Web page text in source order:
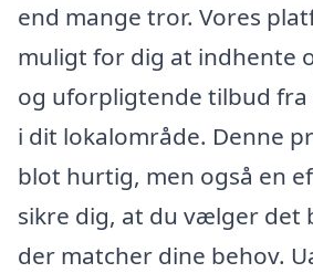
end mange tror. Vores
muligt for dig at indhente
og uforpligtende tilbud
i dit lokalområde. Denne
blot hurtig, men også en
sikre dig, at du vælger det
der matcher dine behov.